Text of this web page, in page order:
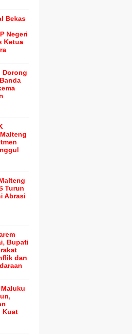
Bekas
Negeri
Ketua
Dorong
Turun
Abrasi
Bupati
dan
Kuat